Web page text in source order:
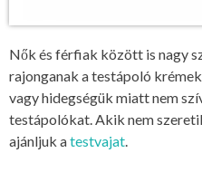
Nők és férfiak között is nagy
rajonganak a testápoló
vagy hidegségük miatt nem
testápolókat. Akik nem
ajánljuk atestvajat.